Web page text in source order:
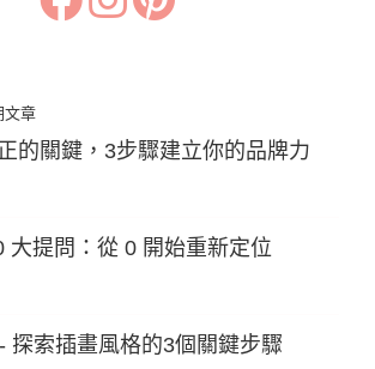
文章
的關鍵，3步驟建立你的品牌力
大提問：從 0 開始重新定位
探索插畫風格的3個關鍵步驟